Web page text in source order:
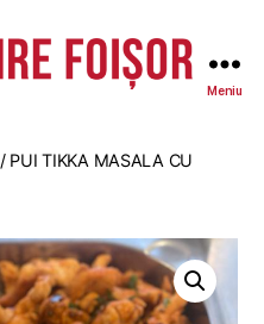
-
Meniu
/ PUI TIKKA MASALA CU